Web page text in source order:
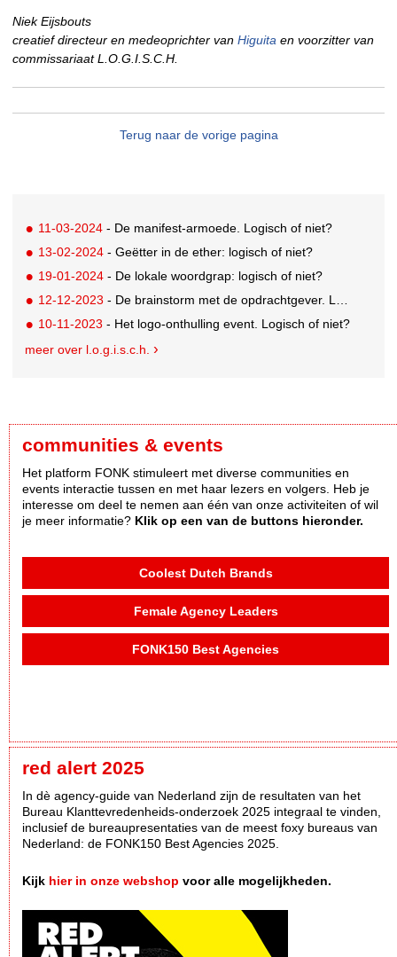
Niek Eijsbouts
creatief directeur en medeoprichter van Higuita en voorzitter van
commissariaat L.O.G.I.S.C.H.
Terug naar de vorige pagina
11-03-2024 - De manifest-armoede. Logisch of niet?
13-02-2024 - Geëtter in de ether: logisch of niet?
19-01-2024 - De lokale woordgrap: logisch of niet?
12-12-2023 - De brainstorm met de opdrachtgever. Logisch of niet?
10-11-2023 - Het logo-onthulling event. Logisch of niet?
meer over l.o.g.i.s.c.h.
communities & events
Het platform FONK stimuleert met diverse communities en
events interactie tussen en met haar lezers en volgers. Heb je
interesse om deel te nemen aan één van onze activiteiten of wil
je meer informatie? Klik op een van de buttons hieronder.
Coolest Dutch Brands
Female Agency Leaders
FONK150 Best Agencies
red alert 2025
In dè agency-guide van Nederland zijn de resultaten van het
Bureau Klanttevredenheids-onderzoek 2025 integraal te vinden,
inclusief de bureaupresentaties van de meest foxy bureaus van
Nederland: de FONK150 Best Agencies 2025.
Kijk hier in onze webshop voor alle mogelijkheden.